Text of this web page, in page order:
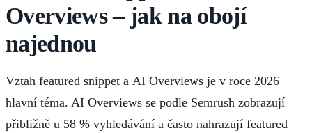
Overviews – jak na obojí
najednou
Vztah featured snippet a AI Overviews je v roce 2026
hlavní téma. AI Overviews se podle Semrush zobrazují
přibližně u 58 % vyhledávání a často nahrazují featured